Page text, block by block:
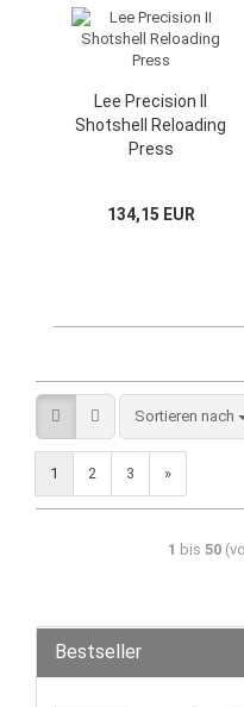
Lee Precision II
Shotshell Reloading
Press
134,15 EUR
Sortieren nach
1 2 3 »
1 bis 50
Bestseller